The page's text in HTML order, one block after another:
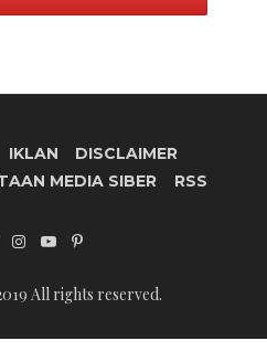
IKLAN
DISCLAIMER
MEDIA SIBER
RSS
All rights reserved.